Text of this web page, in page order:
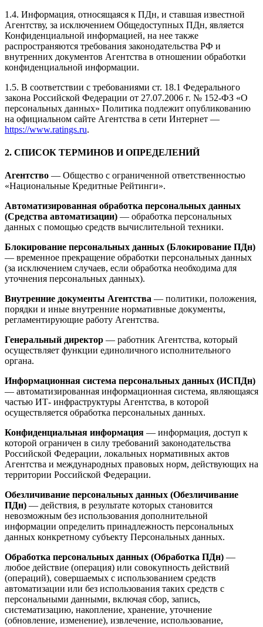
1.4. Информация, относящаяся к ПДн, и ставшая известной
Агентству, за исключением Общедоступных ПДн, является
Конфиденциальной информацией, на нее также
распространяются требования законодательства РФ и
внутренних документов Агентства в отношении обработки
конфиденциальной информации.
1.5. В соответствии с требованиями ст. 18.1 Федерального
закона Российской Федерации от 27.07.2006 г. № 152-ФЗ «О
персональных данных» Политика подлежит опубликованию
на официальном сайте Агентства в сети Интернет —
https://www.ratings.ru.
2. СПИСОК ТЕРМИНОВ И ОПРЕДЕЛЕНИЙ
Агентство — Общество с ограниченной ответственностью
«Национальные Кредитные Рейтинги».
Автоматизированная обработка персональных данных
(Средства автоматизации) — обработка персональных
данных с помощью средств вычислительной техники.
Блокирование персональных данных (Блокирование ПДн)
— временное прекращение обработки персональных данных
(за исключением случаев, если обработка необходима для
уточнения персональных данных).
Внутренние документы Агентства — политики, положения,
порядки и иные внутренние нормативные документы,
регламентирующие работу Агентства.
Генеральный директор — работник Агентства, который
осуществляет функции единоличного исполнительного
органа.
Информационная система персональных данных (ИСПДн)
— автоматизированная информационная система, являющаяся
частью ИТ- инфраструктуры Агентства, в которой
осуществляется обработка персональных данных.
Конфиденциальная информация — информация, доступ к
которой ограничен в силу требований законодательства
Российской Федерации, локальных нормативных актов
Агентства и международных правовых норм, действующих на
территории Российской Федерации.
Обезличивание персональных данных (Обезличивание
ПДн) — действия, в результате которых становится
невозможным без использования дополнительной
информации определить принадлежность персональных
данных конкретному субъекту Персональных данных.
Обработка персональных данных (Обработка ПДн) —
любое действие (операция) или совокупность действий
(операций), совершаемых с использованием средств
автоматизации или без использования таких средств с
персональными данными, включая сбор, запись,
систематизацию, накопление, хранение, уточнение
(обновление, изменение), извлечение, использование,